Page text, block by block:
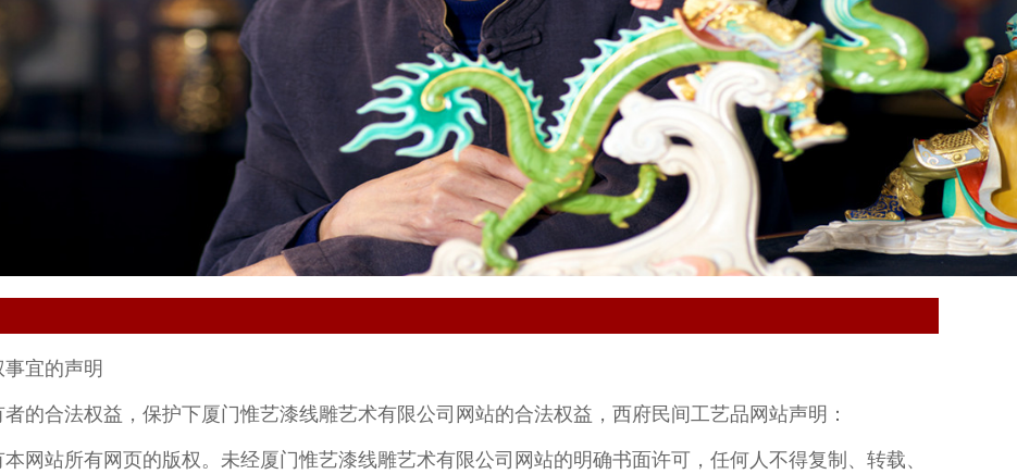
宜的声明
的合法权益，保护下厦门惟艺漆线雕艺术有限公司网站的合法权益，西府民间工艺品网站声明：
网站所有网页的版权。未经厦门惟艺漆线雕艺术有限公司网站的明确书面许可，任何人不得复制、转载、